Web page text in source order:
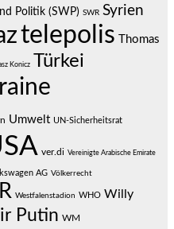
Politik (SWP) SWR Syrien
telepolis
Thomas
Konicz Türkei
Umwelt UN-Sicherheitsrat
ver.di Vereinigte Arabische Emirate
AG Völkerrecht
Westfalenstadion WHO Willy
Putin WM